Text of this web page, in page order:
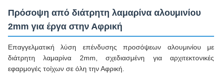
Πρόσοψη από διάτρητη λαμαρίνα αλουμινίου
2mm για έργα στην Αφρική
Επαγγελματική λύση επένδυσης προσόψεων αλουμινίου με
διάτρητη λαμαρίνα 2mm, σχεδιασμένη για αρχιτεκτονικές
εφαρμογές τοίχων σε όλη την Αφρική.